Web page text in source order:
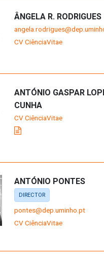
ÂNGELA R. RODRIGUES
CV CiênciaVitae
ANTÓNIO GASPAR
CUNHA
CV CiênciaVitae
ANTÓNIO PONTES
DIRECTOR
pontes@dep.uminho.pt
CV CiênciaVitae